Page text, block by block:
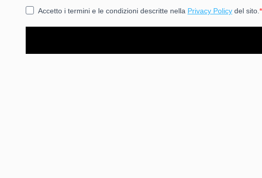
Accetto i termini e le condizioni descritte nella Privacy Policy del sito.